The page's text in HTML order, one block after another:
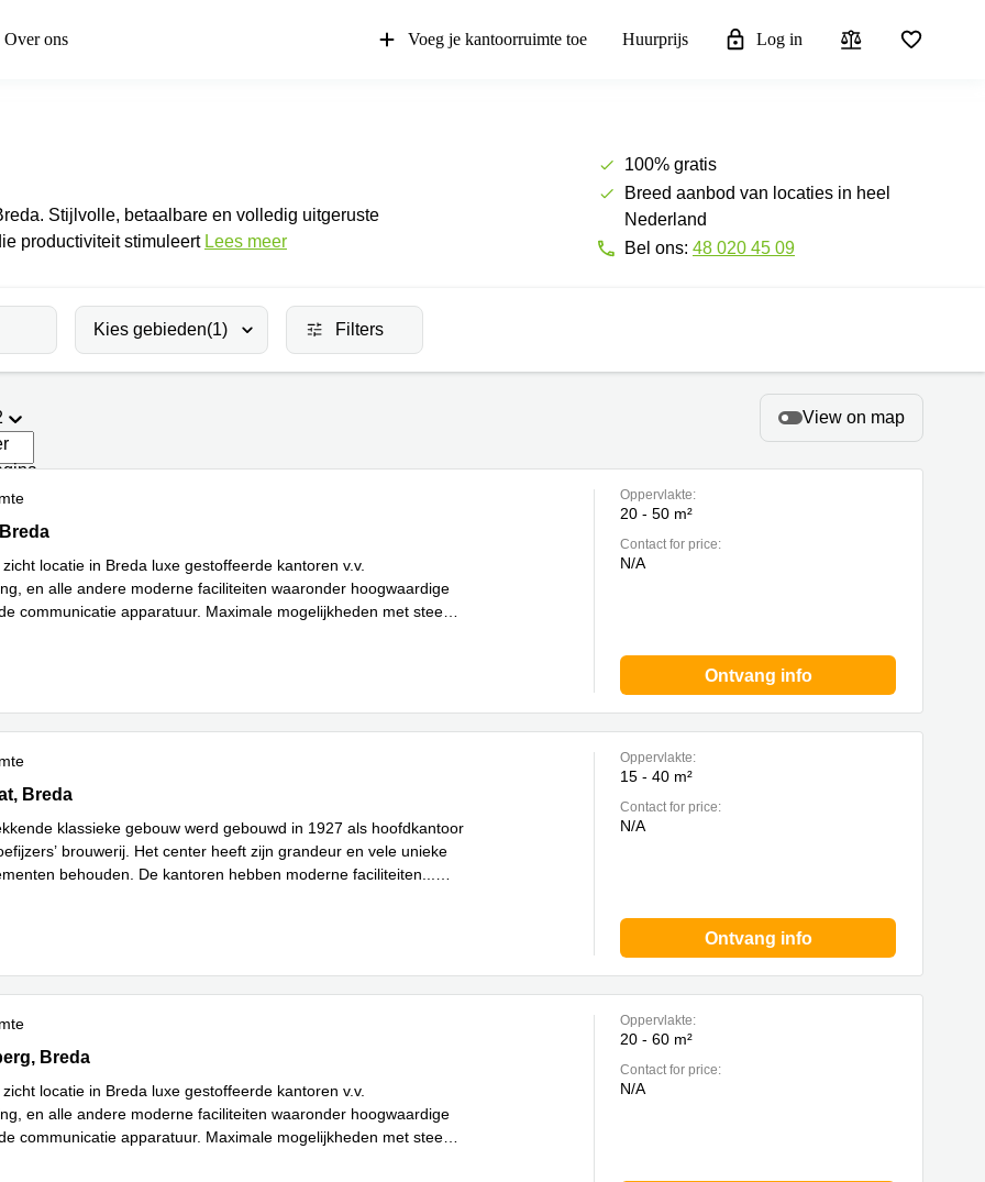
Over ons Voeg je kantoorruimte toe Huurprijs Log in
Stijlvolle, betaalbare en volledig uitgeruste
productiviteit stimuleert Lees meer
100% gratis
Breed aanbod van locaties in heel
Nederland
Bel ons: 48 020 45 09
Kies gebieden(1) Filters
View on map
locatie in Breda luxe gestoffeerde kantoren v.v.
en alle andere moderne faciliteiten waaronder hoogwaardige
communicatie apparatuur. Maximale mogelijkheden met steeds
Oppervlakte:
20 - 50 m²
Contact for price:
N/A
Ontvang info
Breda
Breda
klassieke gebouw werd gebouwd in 1927 als hoofdkantoor
brouwerij. Het center heeft zijn grandeur en vele unieke
behouden. De kantoren hebben moderne faciliteiten
Oppervlakte:
15 - 40 m²
Contact for price:
N/A
Ontvang info
Konijnenberg 61, Breda
Breda
locatie in Breda luxe gestoffeerde kantoren v.v.
en alle andere moderne faciliteiten waaronder hoogwaardige
communicatie apparatuur. Maximale mogelijkheden met steeds
Oppervlakte:
20 - 60 m²
Contact for price:
N/A